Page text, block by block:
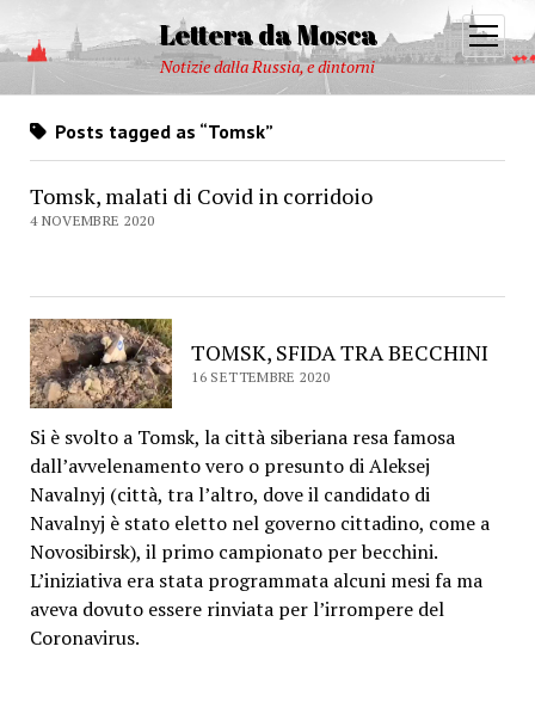
Lettera da Mosca
Notizie dalla Russia, e dintorni
open
menu
Posts tagged as “Tomsk”
Tomsk, malati di Covid in corridoio
4 NOVEMBRE 2020
TOMSK, SFIDA TRA BECCHINI
16 SETTEMBRE 2020
Si è svolto a Tomsk, la città siberiana resa famosa
dall’avvelenamento vero o presunto di Aleksej
Navalnyj (città, tra l’altro, dove il candidato di
Navalnyj è stato eletto nel governo cittadino, come a
Novosibirsk), il primo campionato per becchini.
L’iniziativa era stata programmata alcuni mesi fa ma
aveva dovuto essere rinviata per l’irrompere del
Coronavirus.